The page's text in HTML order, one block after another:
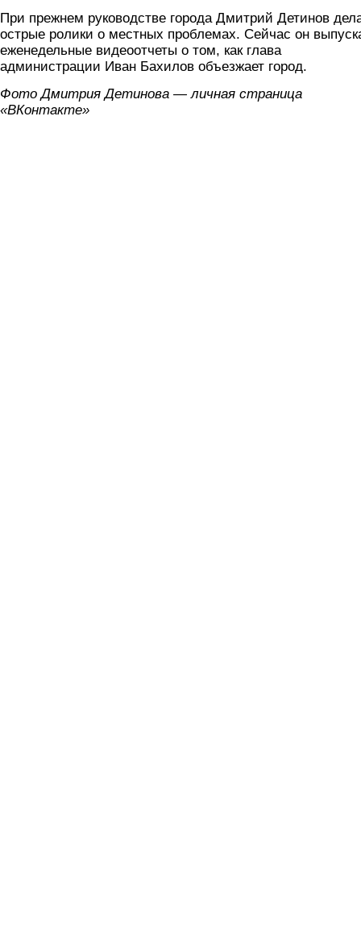
При прежнем руководстве города Дмитрий Детинов
острые ролики о местных проблемах. Сейчас он
еженедельные видеоотчеты о том, как глава
администрации Иван Бахилов объезжает город.
Фото Дмитрия Детинова — личная страница
«ВКонтакте»